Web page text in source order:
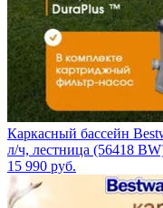
Каркасный бассейн
л/ч, лестница (56418
15 990 руб.